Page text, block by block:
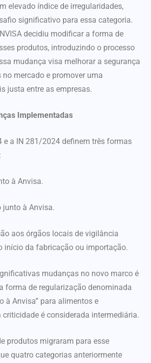
elevado índice de irregularidades,
significativo para essa categoria.
decidiu modificar a forma de
produtos, introduzindo o processo
mudança visa melhorar a segurança
mercado e promover uma
justa entre as empresas.
Implementadas
e a IN 281/2024 definem três formas
à Anvisa.
junto à Anvisa.
aos órgãos locais de vigilância
início da fabricação ou importação.
mudanças no novo marco é
forma de regularização denominada
à Anvisa” para alimentos e
é considerada intermediária.
produtos migraram para esse
quatro categorias anteriormente